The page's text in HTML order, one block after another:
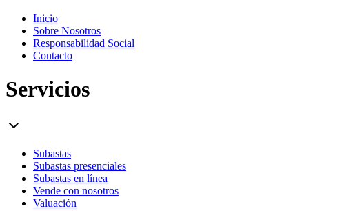
Inicio
Sobre Nosotros
Responsabilidad Social
Contacto
Servicios
Subastas
Subastas presenciales
Subastas en línea
Vende con nosotros
Valuación